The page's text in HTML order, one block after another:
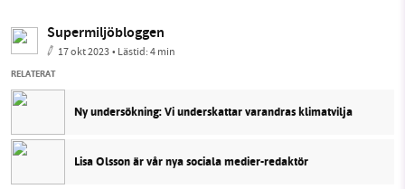
Supermiljöbloggen
17 okt 2023• Lästid:4 min
RELATERAT
Ny undersökning: Vi underskattar varandras klimatvilja
Lisa Olsson är vår nya sociala medier-redaktör